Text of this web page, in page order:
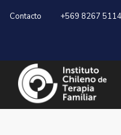
Contacto +569 8267 5114